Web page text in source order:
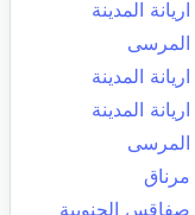
اريانة المدينة
المرسى
اريانة المدينة
اريانة المدينة
المرسى
مرناق
صفاقس الجنوبية